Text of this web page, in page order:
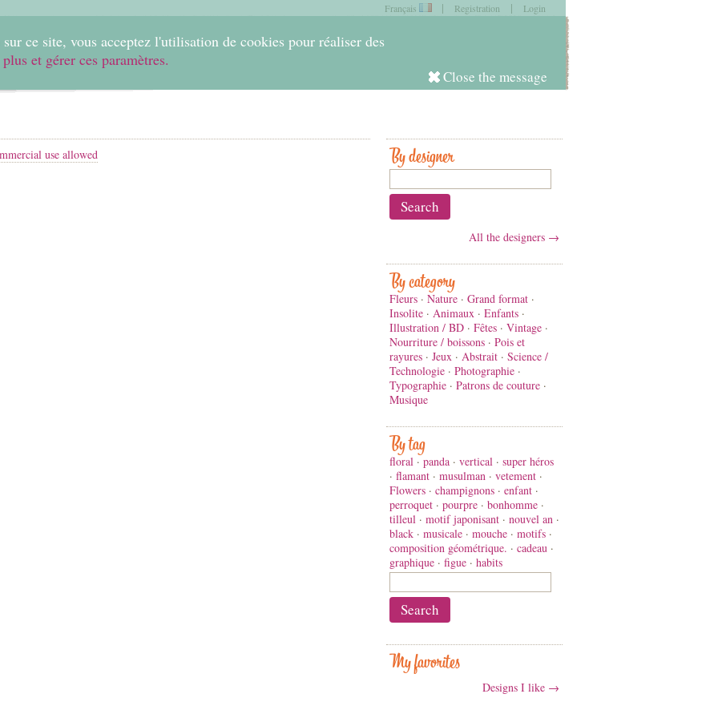
ce site, vous acceptez l'utilisation de cookies pour réaliser des
et gérer ces paramètres.
Close the message
Français | Registration | Login
0item in
Log in
use allowed By designer
All the designers →
By category
Fleurs · Nature · Grand format ·
Insolite · Animaux · Enfants ·
Illustration / BD · Fêtes · Vintage ·
Nourriture / boissons · Pois et
rayures · Jeux · Abstrait · Science /
Technologie · Photographie ·
Typographie · Patrons de couture ·
Musique
By tag
floral · panda · vertical · super héros
· flamant · musulman · vetement ·
Flowers · champignons · enfant ·
perroquet · pourpre · bonhomme ·
tilleul · motif japonisant · nouvel an ·
black · musicale · mouche · motifs ·
composition géométrique. · cadeau ·
graphique · figue · habits
My favorites
Designs I like →